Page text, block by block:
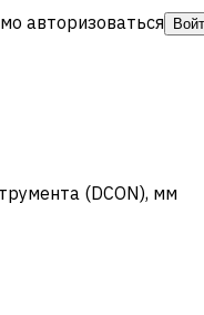
авторизоваться
(DCON), мм